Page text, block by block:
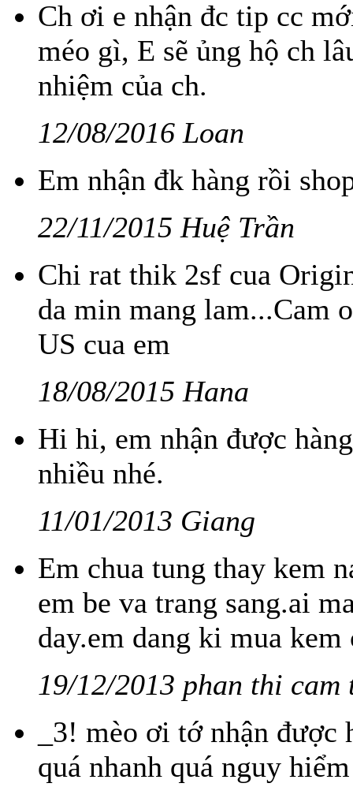
Ch ơi e nhận đc tip cc
méo gì, E sẽ ủng hộ ch
nhiệm của ch.
12/08/2016 Loan
Em nhận đk hàng rồi
22/11/2015 Huệ Trần
Chi rat thik 2sf cua
da min mang lam...Cam
US cua em
18/08/2015 Hana
Hi hi, em nhận được
nhiều nhé.
11/01/2013 Giang
Em chua tung thay kem
em be va trang sang.ai
day.em dang ki mua
19/12/2013 phan thi cam
_3! mèo ơi tớ nhận
quá nhanh quá nguy hiểm